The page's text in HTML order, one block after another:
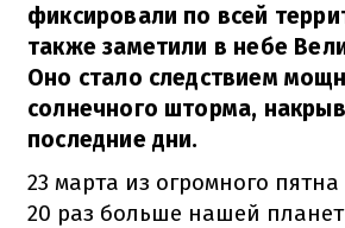
фиксировали по всей
также заметили в небе
Оно стало следствием
солнечного шторма,
последние дни.
23 марта из огромного
20 раз больше нашей